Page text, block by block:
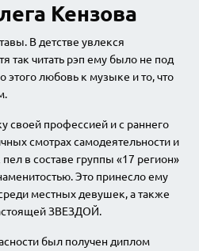
Кензова
В детстве увлекся
так читать рэп ему было не под
этого любовь к музыке и то, что
своей профессией и с раннего
смотрах самодеятельности и
в составе группы «17 регион»
Это принесло ему
местных девушек, а также
ЗВЕЗДОЙ.
был получен диплом